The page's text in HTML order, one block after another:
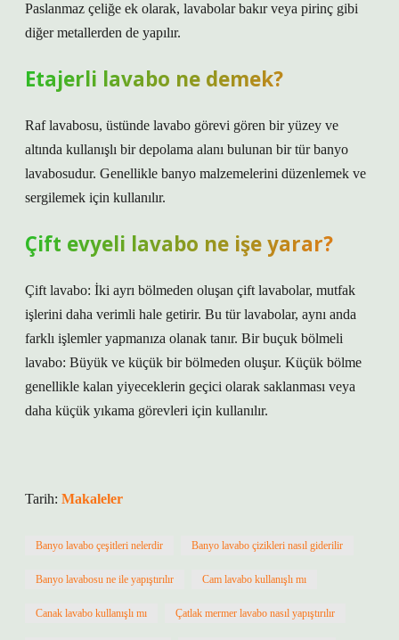
Paslanmaz çeliğe ek olarak, lavabolar bakır veya pirinç gibi
diğer metallerden de yapılır.
Etajerli lavabo ne demek?
Raf lavabosu, üstünde lavabo görevi gören bir yüzey ve
altında kullanışlı bir depolama alanı bulunan bir tür banyo
lavabosudur. Genellikle banyo malzemelerini düzenlemek ve
sergilemek için kullanılır.
Çift evyeli lavabo ne işe yarar?
Çift lavabo: İki ayrı bölmeden oluşan çift lavabolar, mutfak
işlerini daha verimli hale getirir. Bu tür lavabolar, aynı anda
farklı işlemler yapmanıza olanak tanır. Bir buçuk bölmeli
lavabo: Büyük ve küçük bir bölmeden oluşur. Küçük bölme
genellikle kalan yiyeceklerin geçici olarak saklanması veya
daha küçük yıkama görevleri için kullanılır.
Tarih: Makaleler
Banyo lavabo çeşitleri nelerdir Banyo lavabo çizikleri nasıl giderilir
Banyo lavabosu ne ile yapıştırılır Cam lavabo kullanışlı mı
Canak lavabo kullanışlı mı Çatlak mermer lavabo nasıl yapıştırılır